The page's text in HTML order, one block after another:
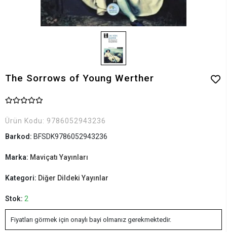
The Sorrows of Young Werther
Ürün Kodu: 9786052943236
Barkod: BFSDK9786052943236
Marka: Maviçatı Yayınları
Kategori: Diğer Dildeki Yayınlar
Stok: 2
Fiyatları görmek için onaylı bayi olmanız gerekmektedir.